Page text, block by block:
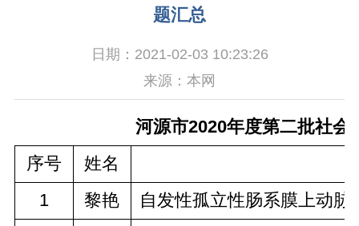
题汇总
日期：2021-02-03 10:23:26
来源：本网
河源市2020年度第二批社
序号
姓名
1
黎艳 自发性孤立性肠系膜上动